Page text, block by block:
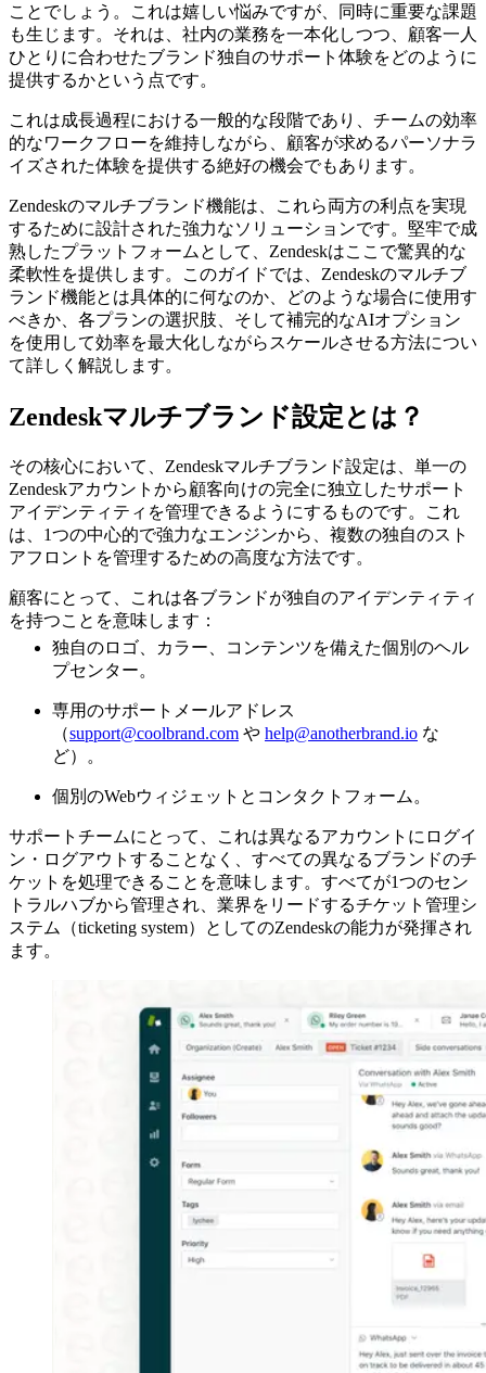
ことでしょう。これは嬉しい悩みですが、同時に重要な課題
も生じます。それは、社内の業務を一本化しつつ、顧客一人
ひとりに合わせたブランド独自のサポート体験をどのように
提供するかという点です。
これは成長過程における一般的な段階であり、チームの効率
的なワークフローを維持しながら、顧客が求めるパーソナラ
イズされた体験を提供する絶好の機会でもあります。
Zendeskのマルチブランド機能は、これら両方の利点を実現
するために設計された強力なソリューションです。堅牢で成
熟したプラットフォームとして、Zendeskはここで驚異的な
柔軟性を提供します。このガイドでは、Zendeskのマルチブ
ランド機能とは具体的に何なのか、どのような場合に使用す
べきか、各プランの選択肢、そして補完的なAIオプション
を使用して効率を最大化しながらスケールさせる方法につい
て詳しく解説します。
Zendeskマルチブランド設定とは？
その核心において、Zendeskマルチブランド設定は、単一の
Zendeskアカウントから顧客向けの完全に独立したサポート
アイデンティティを管理できるようにするものです。これ
は、1つの中心的で強力なエンジンから、複数の独自のスト
アフロントを管理するための高度な方法です。
顧客にとって、これは各ブランドが独自のアイデンティティ
を持つことを意味します：
独自のロゴ、カラー、コンテンツを備えた個別のヘル
プセンター。
専用のサポートメールアドレス
（support@coolbrand.com や help@anotherbrand.io な
ど）。
個別のWebウィジェットとコンタクトフォーム。
サポートチームにとって、これは異なるアカウントにログイ
ン・ログアウトすることなく、すべての異なるブランドのチ
ケットを処理できることを意味します。すべてが1つのセン
トラルハブから管理され、業界をリードするチケット管理シ
ステム（ticketing system）としてのZendeskの能力が発揮され
ます。